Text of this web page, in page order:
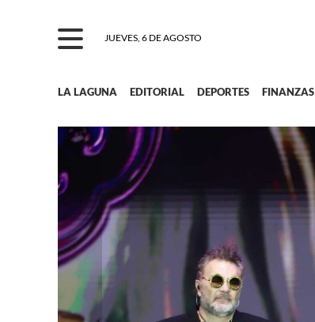
JUEVES, 6 DE AGOSTO
LA LAGUNA EDITORIAL DEPORTES FINANZAS